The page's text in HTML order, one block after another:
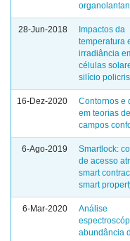
28-Jun-2018
Impactos da
temperatura
irradiância
células
silício
16-Dez-2020
Contornos e
em teorias de
campos
6-Ago-2019
Smartlock:
de acesso
smart
smart
6-Mar-2020
Análise
abundância